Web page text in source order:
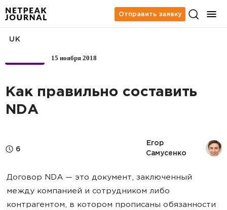
Отправить заявку
15 ноября 2018
UK
Как правильно составить
NDA
6
Егор
Самусенко
Договор NDA — это документ, заключенный
между компанией и сотрудником либо
контрагентом, в котором прописаны обязанности